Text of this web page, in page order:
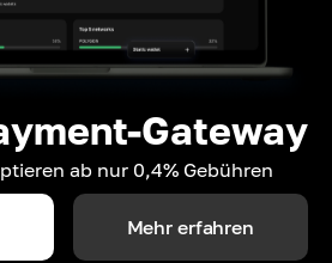
Gateway
ab nur 0,4% Gebühren
Mehr erfahren